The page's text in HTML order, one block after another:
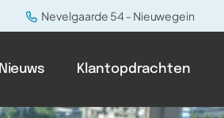
Nevelgaarde 54 - Nieuwegein
Nieuws Klantopdrachten